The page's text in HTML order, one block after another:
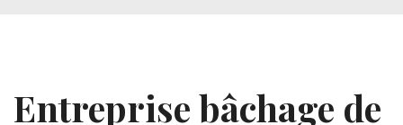
Entreprise bâchage de